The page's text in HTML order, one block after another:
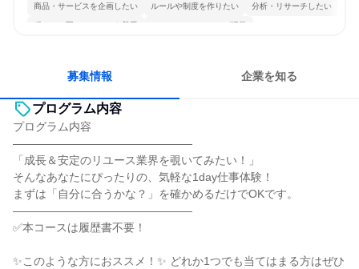
商品・サービスを企画したい ルールや制度を作りたい 分析・リサーチしたい
穏やかで互いのペースを尊重 コミュニケーションが活発
募集情報 企業を知る
プログラム内容
プログラム内容
――――――――――――――――
「成長＆安定のリユース業界を覗いてみたい！」
そんなあなたにぴったりの、気軽な1day仕事体験！
まずは「自分に合うかな？」を確かめるだけでOKです。
――――――――――――――――
✅本コースは履歴書不要！
✨このような方におススメ！✨ どれか1つでも当てはまる方はぜひ